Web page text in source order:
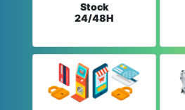
Stock
24/48H